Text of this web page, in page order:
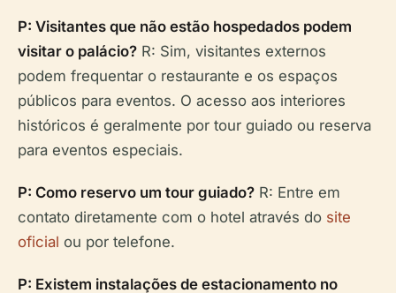
P: Visitantes que não estão hospedados podem
visitar o palácio? R: Sim, visitantes externos
podem frequentar o restaurante e os espaços
públicos para eventos. O acesso aos interiores
históricos é geralmente por tour guiado ou reserva
para eventos especiais.
P: Como reservo um tour guiado? R: Entre em
contato diretamente com o hotel através do site
oficial ou por telefone.
P: Existem instalações de estacionamento no